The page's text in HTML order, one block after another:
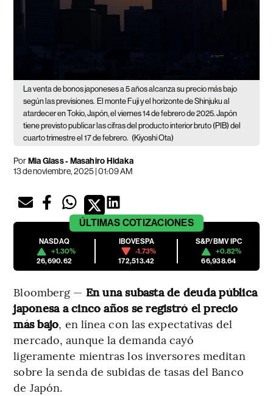
La venta de bonos japoneses a 5 años alcanza su precio más bajo
según las previsiones. El monte Fuji y el horizonte de Shinjuku al
atardecer en Tokio, Japón, el viernes 14 de febrero de 2025. Japón
tiene previsto publicar las cifras del producto interior bruto (PIB) del
cuarto trimestre el 17 de febrero. (Kiyoshi Ota)
PorMia Glass - Masahiro Hidaka
13 de noviembre, 2025 | 01:09 AM
ÚLTIMAS COTIZACIONES
NASDAQ
+1.30%
26,690.62
IBOVESPA
-1.73%
172,513.42
S&P/BMV IPC
+0.82%
66,938.64
Bloomberg — En una subasta de deuda pública
japonesa a cinco años se registró el precio
más bajo, en línea con las expectativas del
mercado, aunque la demanda cayó
ligeramente mientras los inversores meditan
sobre la senda de subidas de tasas del Banco
de Japón.